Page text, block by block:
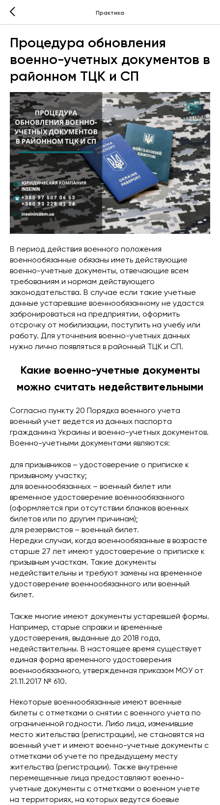
Практика
Процедура обновления
военно-учетных документов в
районном ТЦК и СП
В период действия военного положения
военнообязанные обязаны иметь действующие
военно-учетные документы, отвечающие всем
требованиям и нормам действующего
законодательства. В случае если такие учетные
данные устаревшие военнообязанному не удастся
забронироваться на предприятии, оформить
отсрочку от мобилизации, поступить на учебу или
работу. Для уточнения военно-учетных данных
нужно лично появляться в районный ТЦК и СП.
Какие военно-учетные документы
можно считать недействительными
Согласно пункту 20 Порядка военного учета
военный учет ведется из данных паспорта
гражданина Украины и военно-учетных документов.
Военно-учетными документами являются:
для призывников – удостоверение о приписке к
призывному участку;
для военнообязанных – военный билет или
временное удостоверение военнообязанного
(оформляется при отсутствии бланков военных
билетов или по другим причинам);
для резервистов – военный билет.
Нередки случаи, когда военнообязанные в возрасте
старше 27 лет имеют удостоверение о приписке к
призывным участкам. Такие документы
недействительны и требуют замены на временное
удостоверение военнообязанного или военный
билет.
Также многие имеют документы устаревшей формы.
Например, старые справки и временные
удостоверения, выданные до 2018 года,
недействительны. В настоящее время существует
единая форма временного удостоверения
военнообязанного, утвержденная приказом МОУ от
21.11.2017 № 610.
Некоторые военнообязанные имеют военные
билеты с отметками о снятии с военного учета по
ограниченной годности. Либо лица, изменившие
место жительства (регистрации), не становятся на
военный учет и имеют военно-учетные документы с
отметками об учете по предыдущему месту
жительства (регистрации). Также внутренне
перемещенные лица предоставляют военно-
учетные документы с отметками о военном учете
на территориях, на которых ведутся боевые